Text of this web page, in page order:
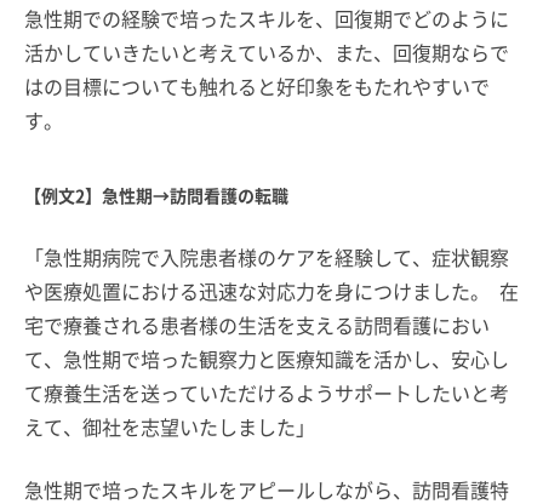
急性期での経験で培ったスキルを、回復期でどのように
活かしていきたいと考えているか、また、回復期ならで
はの目標についても触れると好印象をもたれやすいで
す。
【例文2】急性期→訪問看護の転職
「急性期病院で入院患者様のケアを経験して、症状観察
や医療処置における迅速な対応力を身につけました。 在
宅で療養される患者様の生活を支える訪問看護におい
て、急性期で培った観察力と医療知識を活かし、安心し
て療養生活を送っていただけるようサポートしたいと考
えて、御社を志望いたしました」
急性期で培ったスキルをアピールしながら、訪問看護特